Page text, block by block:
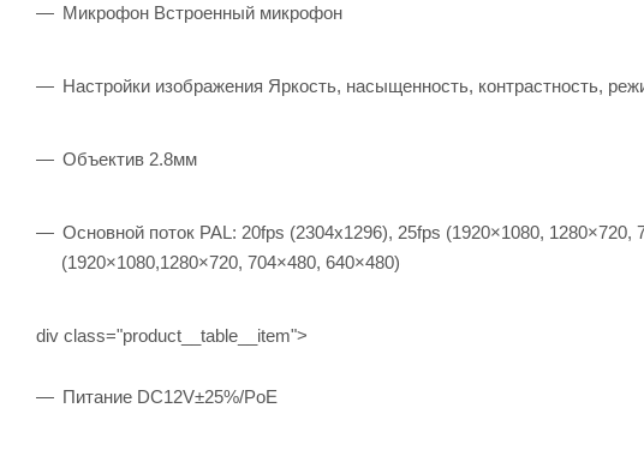
Микрофон Встроенный микрофон
Настройки изображения Яркость, насыщенность, контрастность,
Объектив 2.8мм
Основной поток PAL: 20fps (2304x1296), 25fps (1920×1080,
(1920×1080,1280×720, 704×480, 640×480)
div class="product__table__item">
Питание DC12V±25%/PoE